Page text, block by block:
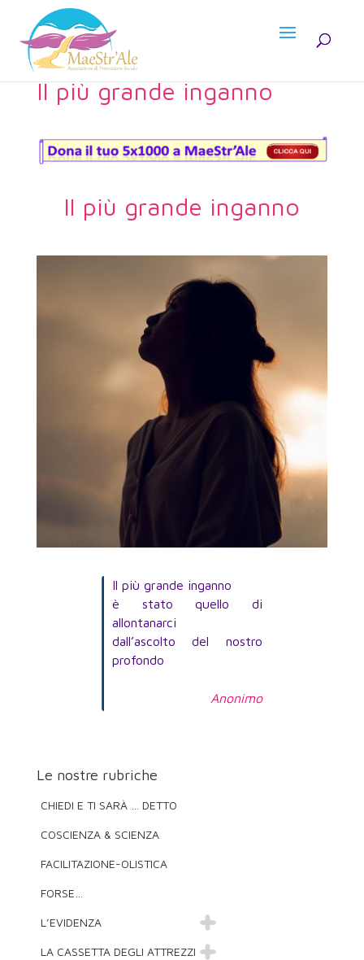
Il più grande inganno
Il più grande inganno
Il più grande inganno
è stato quello di
allontanarci
dall’ascolto del nostro
profondo
Anonimo
Le nostre rubriche
CHIEDI E TI SARÀ … DETTO
COSCIENZA & SCIENZA
FACILITAZIONE-OLISTICA
FORSE…
L’EVIDENZA
LA CASSETTA DEGLI ATTREZZI